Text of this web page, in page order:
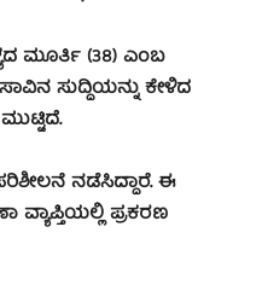
ಮೂರ್ತಿ (38) ಎಂಬ
ಸುದ್ದಿಯನ್ನು ಕೇಳಿದ
ನಡೆಸಿದ್ದಾರೆ. ಈ
ವ್ಯಾಪ್ತಿಯಲ್ಲಿ ಪ್ರಕರಣ